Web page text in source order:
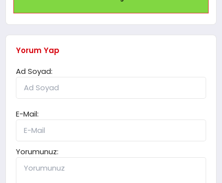
Yorum Yap
Ad Soyad:
E-Mail:
Yorumunuz: